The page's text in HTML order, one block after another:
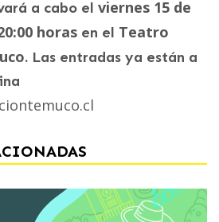
a cabo el viernes 15 de
horas en el Teatro
. Las entradas ya están a